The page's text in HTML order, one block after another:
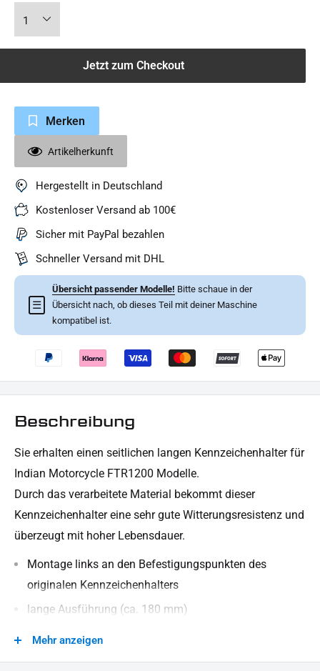
Jetzt zum Checkout
Merken
Artikelherkunft
Hergestellt in Deutschland
Kostenloser Versand ab 100€
Sicher mit PayPal bezahlen
Schneller Versand mit DHL
☰
Übersicht passender Modelle! Bitte schaue in der
Übersicht nach, ob dieses Teil mit deiner Maschine
kompatibel ist.
Beschreibung
Sie erhalten einen seitlichen langen Kennzeichenhalter für
Indian Motorcycle FTR1200 Modelle.
Durch das verarbeitete Material bekommt dieser
Kennzeichenhalter eine sehr gute Witterungsresistenz und
überzeugt mit hoher Lebensdauer.
Montage links an den Befestigungspunkten des
originalen Kennzeichenhalters
lange Ausführung (ca. 180 mm)
Abstand zum Rad in 2 Stufen einstellbar
Mehr anzeigen